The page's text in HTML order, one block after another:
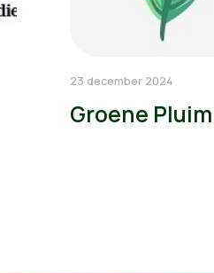
23 december 2024
Groene